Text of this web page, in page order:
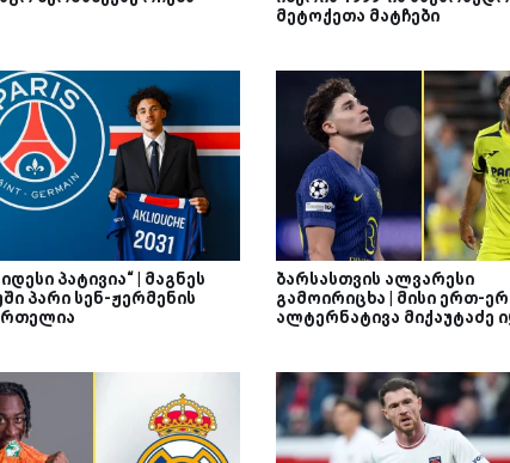
მეტოქეთა მატჩები
პატივია“ | მაგნეს
პარი სენ-ჟერმენის
ბარსასთვის ალვარესი
გამოირიცხა | მისი ერთ-
ალტერნატივა მიქაუტაძე